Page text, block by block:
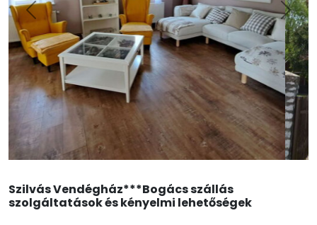
Szilvás Vendégház***Bogács szállás
szolgáltatások és kényelmi lehetőségek